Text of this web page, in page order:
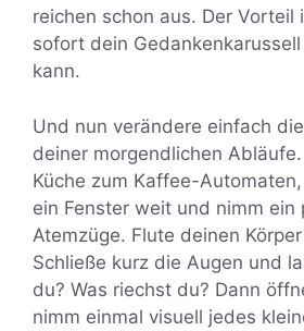
reichen schon aus. Der Vorteil
sofort dein
kann.
Und nun verändere einfach
deiner morgendlichen
Küche zum Kaffee-
ein Fenster weit und nimm ein
Atemzüge. Flute deinen
Schließe kurz die Augen und
du? Was riechst du? Dann
nimm einmal visuell jedes